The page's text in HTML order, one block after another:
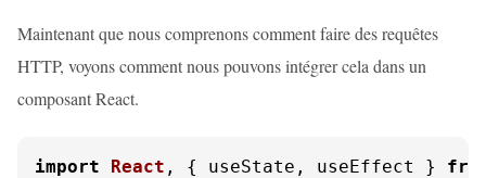
Maintenant que nous comprenons comment faire des requêtes
HTTP, voyons comment nous pouvons intégrer cela dans un
composant React.
import React , { useState, useEffect }